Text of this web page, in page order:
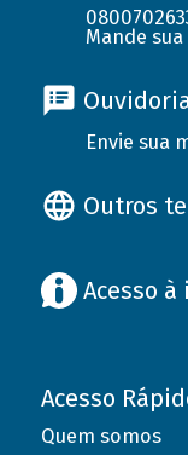
Mande
Envie sua
Outros
Acesso
Acesso
Quem somos